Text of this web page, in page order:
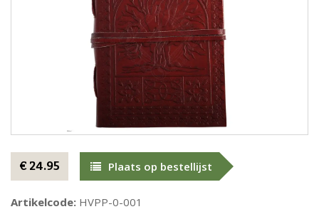
€ 24.95 Plaats op bestellijst
Artikelcode: HVPP-0-001